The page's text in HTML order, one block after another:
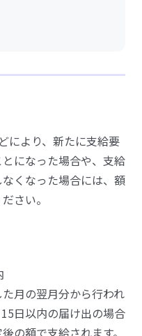
により、新たに支給要
になった場合や、支給
くなった場合には、額
さい。
月の翌月分から行われ
日以内の届け出の場合
の額で支給されます。